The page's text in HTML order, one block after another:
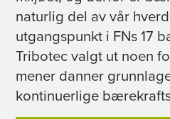
naturlig del av vår
utgangspunkt i FNs 17
Tribotec valgt ut noen
mener danner
kontinuerlige